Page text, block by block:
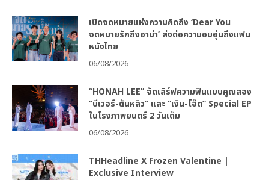
เปิดจดหมายแห่งความคิดถึง ‘Dear You
จดหมายรักถึงอาม่า’ ส่งต่อความอบอุ่นถึงแฟน
หนังไทย
06/08/2026
“HONAH LEE” จัดเสิร์ฟความฟินแบบคูณสอง
“บีเวอร์-ต้นหลิว” และ “เงิน-โอ๊ต” Special EP
ในโรงภาพยนตร์ 2 วันเต็ม
06/08/2026
THHeadline X Frozen Valentine |
Exclusive Interview